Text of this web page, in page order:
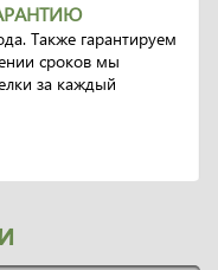
Также гарантируем
сроков мы
за каждый